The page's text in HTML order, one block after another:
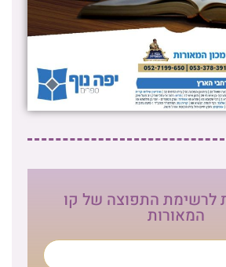
לרשימת התפוצה של קו
המאורות